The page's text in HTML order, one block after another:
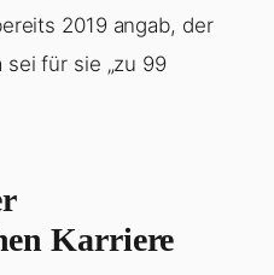
2019 angab, der
für sie „zu 99
Karriere